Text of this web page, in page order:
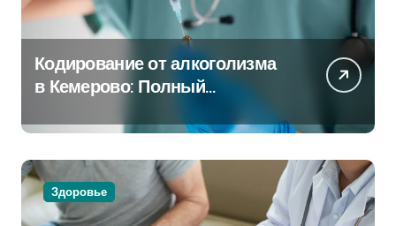
Кодирование от алкоголизма
в Кемерово: Полный
Здоровье